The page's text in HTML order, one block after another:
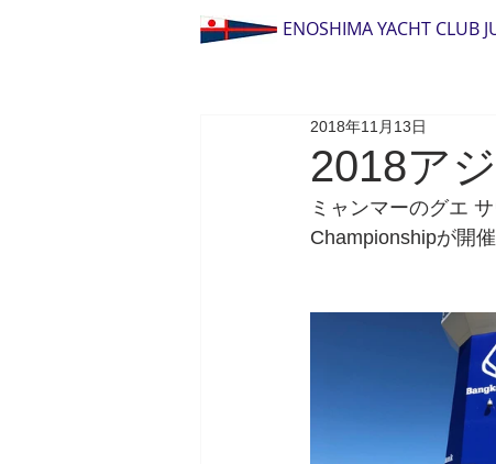
ENOSHIMA YACHT CLUB
2018ア
2018年11月13日
ミャンマーのグエ
Championshipが開